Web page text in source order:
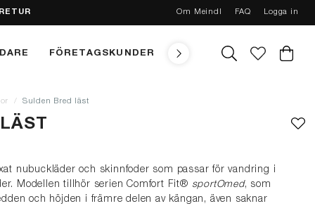
Om Meindl FAQ Logga in
FÖRETAGSKUNDER TEKNIK MEINDL
Sulden Bred läst
nubuckläder och skinnfoder som passar för vandring i
Modellen tillhör serien Comfort Fit® sportOmed, som
och höjden i främre delen av kängan, även saknar